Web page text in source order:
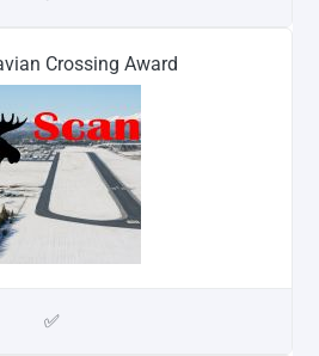
Crossing Award
✅